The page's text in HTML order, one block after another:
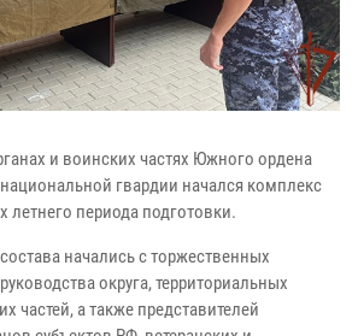
и воинских частях Южного ордена
гвардии начался комплекс
летнего периода подготовки.
начались с торжественных
округа, территориальных
частей, а также представителей